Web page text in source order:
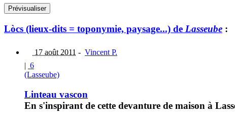
Lòcs (lieux-dits = toponymie, paysage...) de Lasseube :
17 août 2011 - Vincent P.
| 6
(Lasseube)
Linteau vascon
En s'inspirant de cette devanture de maison à